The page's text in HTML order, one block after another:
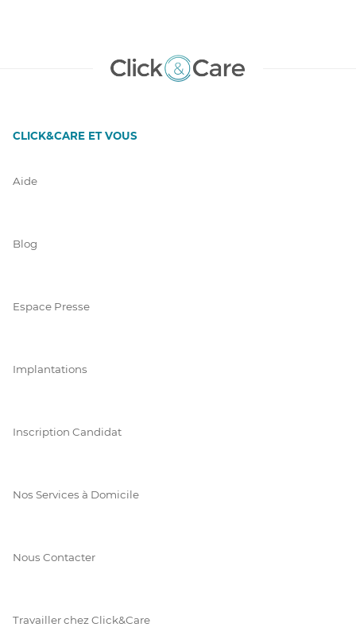
CLICK&CARE ET VOUS
Aide
Blog
Espace Presse
Implantations
Inscription Candidat
Nos Services à Domicile
Nous Contacter
Travailler chez Click&Care